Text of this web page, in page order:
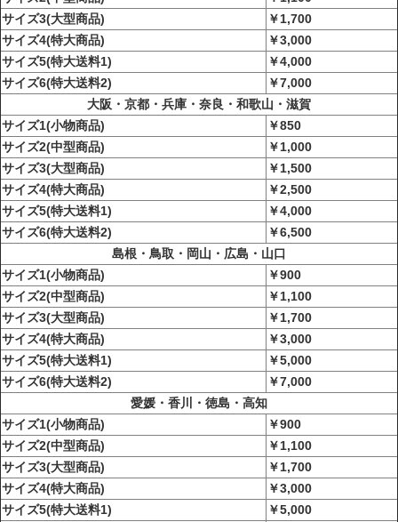
サイズ3(大型商品)
￥1,700
サイズ4(特大商品)
￥3,000
サイズ5(特大送料1)
￥4,000
サイズ6(特大送料2)
￥7,000
大阪・京都・兵庫・奈良・和歌山・滋賀
サイズ1(小物商品)
￥850
サイズ2(中型商品)
￥1,000
サイズ3(大型商品)
￥1,500
サイズ4(特大商品)
￥2,500
サイズ5(特大送料1)
￥4,000
サイズ6(特大送料2)
￥6,500
島根・鳥取・岡山・広島・山口
サイズ1(小物商品)
￥900
サイズ2(中型商品)
￥1,100
サイズ3(大型商品)
￥1,700
サイズ4(特大商品)
￥3,000
サイズ5(特大送料1)
￥5,000
サイズ6(特大送料2)
￥7,000
愛媛・香川・徳島・高知
サイズ1(小物商品)
￥900
サイズ2(中型商品)
￥1,100
サイズ3(大型商品)
￥1,700
サイズ4(特大商品)
￥3,000
サイズ5(特大送料1)
￥5,000